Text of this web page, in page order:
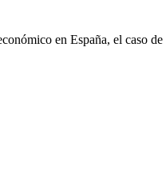
en España, el caso